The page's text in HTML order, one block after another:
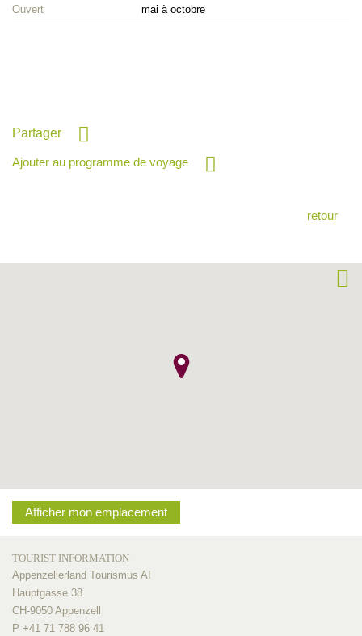
Ouvert mai à octobre
Partager
Ajouter au programme de voyage
retour
Afficher mon emplacement
TOURIST INFORMATION
Appenzellerland Tourismus AI
Hauptgasse 38
CH-9050 Appenzell
P +41 71 788 96 41